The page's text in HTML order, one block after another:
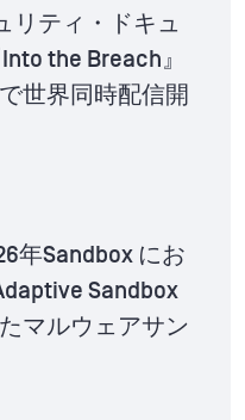
リティ・ドキュ
the Breach』
世界同時配信開
年Sandbox にお
Sandbox
マルウェアサン